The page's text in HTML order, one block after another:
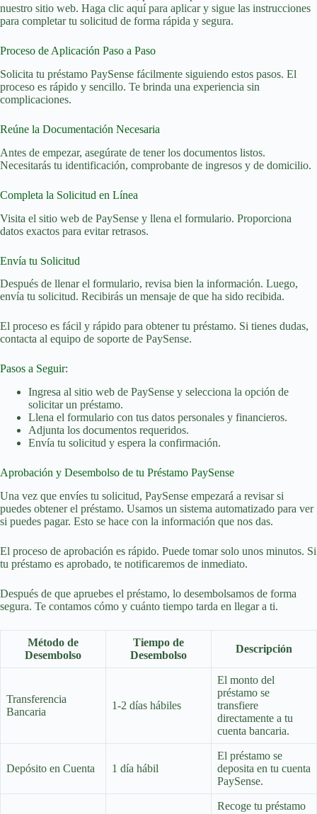
nuestro sitio web. Haga clic aquí para aplicar y sigue las instrucciones
para completar tu solicitud de forma rápida y segura.
Proceso de Aplicación Paso a Paso
Solicita tu préstamo PaySense fácilmente siguiendo estos pasos. El
proceso es rápido y sencillo. Te brinda una experiencia sin
complicaciones.
Reúne la Documentación Necesaria
Antes de empezar, asegúrate de tener los documentos listos.
Necesitarás tu identificación, comprobante de ingresos y de domicilio.
Completa la Solicitud en Línea
Visita el sitio web de PaySense y llena el formulario. Proporciona
datos exactos para evitar retrasos.
Envía tu Solicitud
Después de llenar el formulario, revisa bien la información. Luego,
envía tu solicitud. Recibirás un mensaje de que ha sido recibida.
El proceso es fácil y rápido para obtener tu préstamo. Si tienes dudas,
contacta al equipo de soporte de PaySense.
Pasos a Seguir:
Ingresa al sitio web de PaySense y selecciona la opción de
solicitar un préstamo.
Llena el formulario con tus datos personales y financieros.
Adjunta los documentos requeridos.
Envía tu solicitud y espera la confirmación.
Aprobación y Desembolso de tu Préstamo PaySense
Una vez que envíes tu solicitud, PaySense empezará a revisar si
puedes obtener el préstamo. Usamos un sistema automatizado para ver
si puedes pagar. Esto se hace con la información que nos das.
El proceso de aprobación es rápido. Puede tomar solo unos minutos. Si
tu préstamo es aprobado, te notificaremos de inmediato.
Después de que apruebes el préstamo, lo desembolsamos de forma
segura. Te contamos cómo y cuánto tiempo tarda en llegar a ti.
Método de
Desembolso
Tiempo de
Desembolso
Descripción
Transferencia
Bancaria
1-2 días hábiles
El monto del
préstamo se
transfiere
directamente a tu
cuenta bancaria.
Depósito en Cuenta 1 día hábil
El préstamo se
deposita en tu cuenta
PaySense.
Recoge tu préstamo